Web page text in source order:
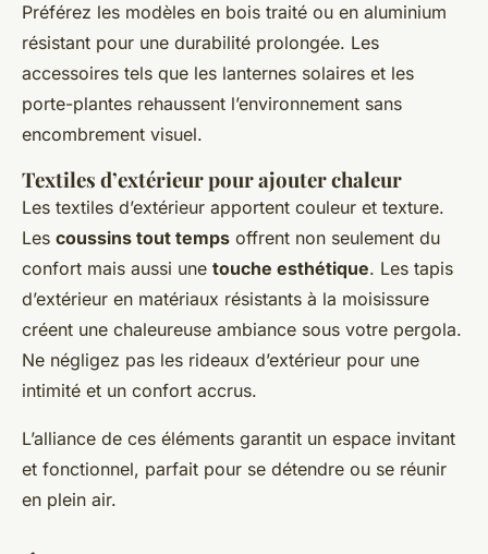
Préférez les modèles en bois traité ou en aluminium
résistant pour une durabilité prolongée. Les
accessoires tels que les lanternes solaires et les
porte-plantes rehaussent l’environnement sans
encombrement visuel.
Textiles d’extérieur pour ajouter chaleur
Les textiles d’extérieur apportent couleur et texture.
Les coussins tout temps offrent non seulement du
confort mais aussi une touche esthétique. Les tapis
d’extérieur en matériaux résistants à la moisissure
créent une chaleureuse ambiance sous votre pergola.
Ne négligez pas les rideaux d’extérieur pour une
intimité et un confort accrus.
L’alliance de ces éléments garantit un espace invitant
et fonctionnel, parfait pour se détendre ou se réunir
en plein air.